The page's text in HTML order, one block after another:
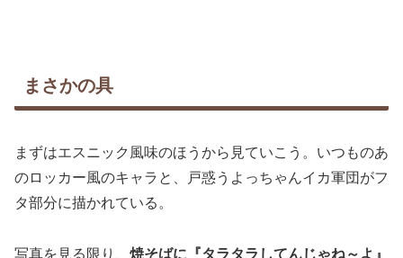
まさかの具
まずはエスニック風味のほうから見ていこう。いつものあ
のロッカー風のキャラと、戸惑うよっちゃんイカ軍団がフ
タ部分に描かれている。
写真を見る限り、 焼そばに『タラタラしてんじゃね～よ』